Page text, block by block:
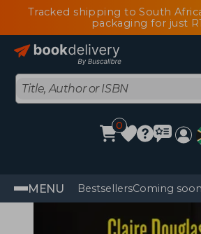
Tracked shipping to South
packaging for just
0
MENU BestsellersComing soon